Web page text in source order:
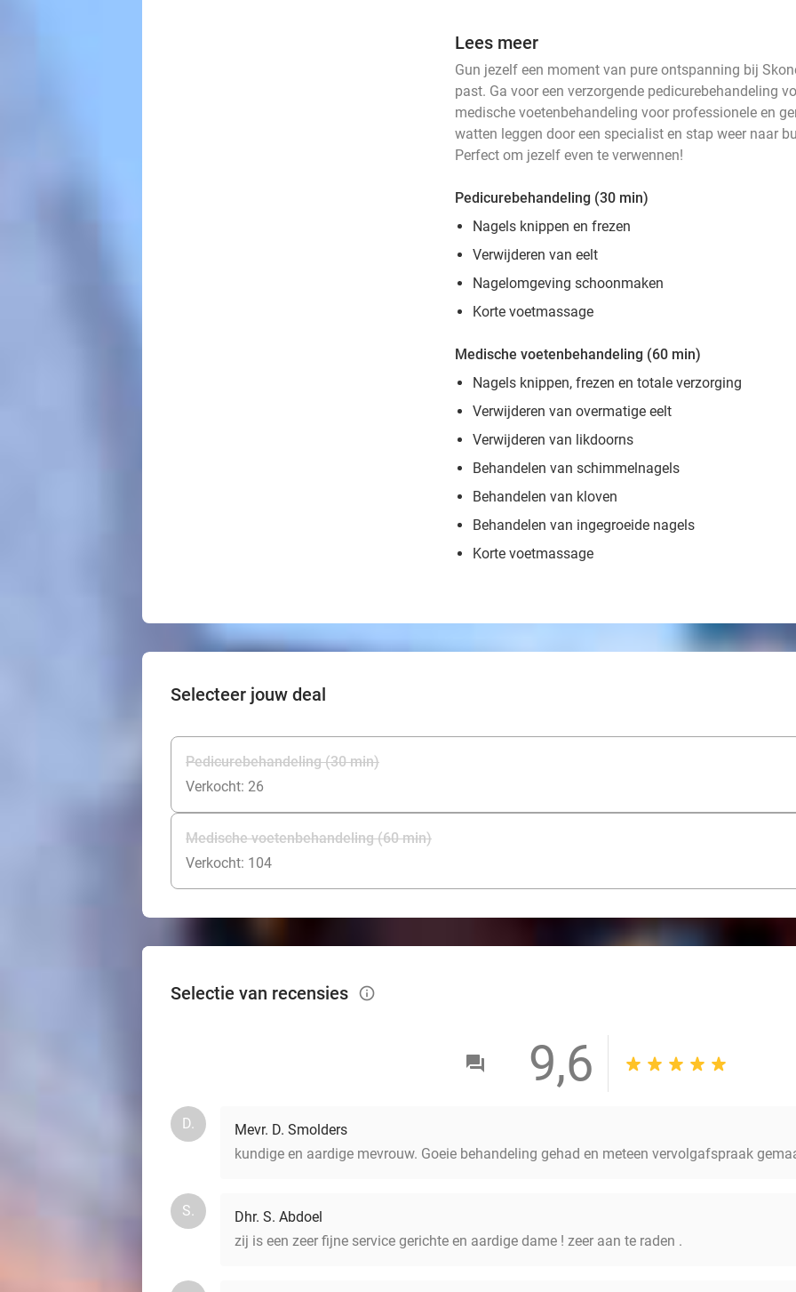
Lees meer
Gun jezelf een moment van pure ontspanning bij
past. Ga voor een verzorgende pedicurebehandeling
medische voetenbehandeling voor professionele en
watten leggen door een specialist en stap weer naar
Perfect om jezelf even te verwennen!
Pedicurebehandeling (30 min)
Nagels knippen en frezen
Verwijderen van eelt
Nagelomgeving schoonmaken
Korte voetmassage
Medische voetenbehandeling (60 min)
Nagels knippen, frezen en totale verzorging
Verwijderen van overmatige eelt
Verwijderen van likdoorns
Behandelen van schimmelnagels
Behandelen van kloven
Behandelen van ingegroeide nagels
Korte voetmassage
Selecteer jouw deal
Pedicurebehandeling (30 min)
Verkocht: 26
Medische voetenbehandeling (60 min)
Verkocht: 104
Selectie van recensies info_outlined
9,6
D.
Mevr. D. Smolders
kundige en aardige mevrouw. Goeie behandeling gehad en meteen vervolgafspraak
S.
Dhr. S. Abdoel
zij is een zeer fijne service gerichte en aardige dame ! zeer aan te raden .